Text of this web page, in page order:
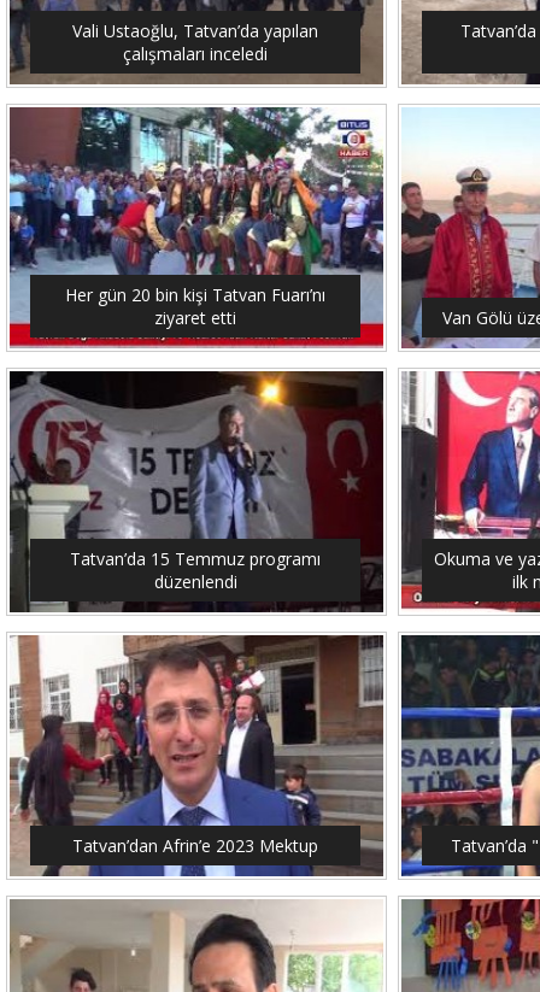
Vali Ustaoğlu, Tatvan’da yapılan
çalışmaları inceledi
Her gün 20 bin kişi Tatvan Fuarı’nı
ziyaret etti
Van Gölü
Tatvan’da 15 Temmuz programı
düzenlendi
Okuma ve
ilk
Tatvan’dan Afrin’e 2023 Mektup Tatvan’da